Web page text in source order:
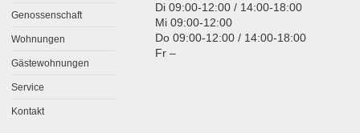
Genossenschaft
Wohnungen
Gästewohnungen
Service
Kontakt
Di 09:00-12:00 / 14:00-18:00
Mi 09:00-12:00
Do 09:00-12:00 / 14:00-18:00
Fr –